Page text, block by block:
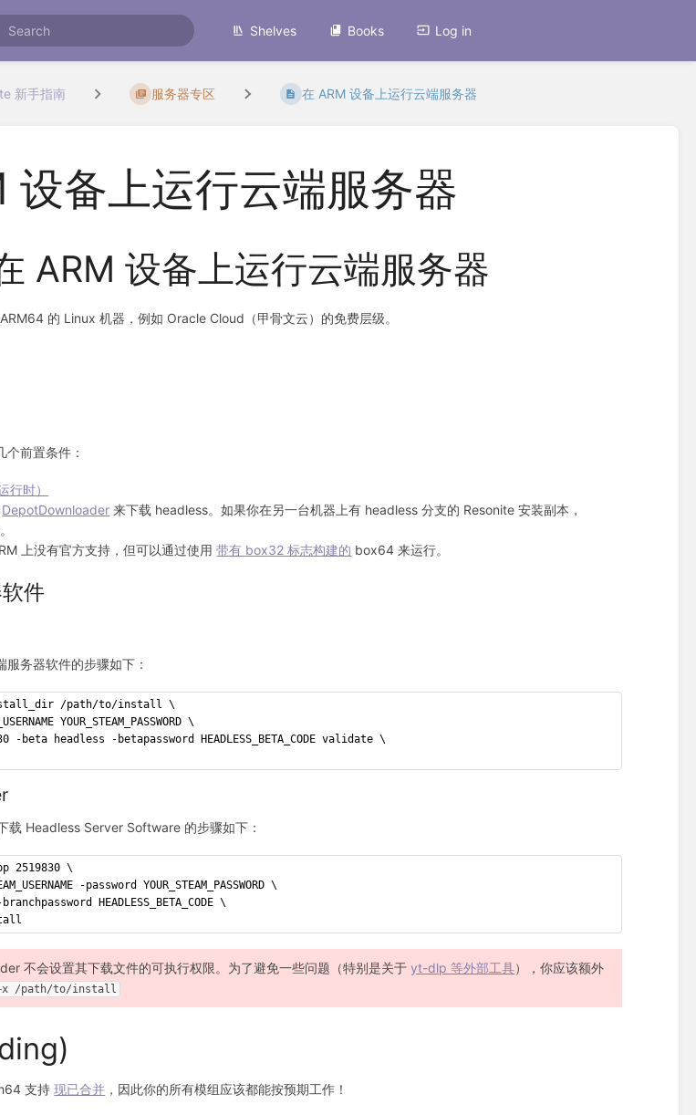
Shelves Books Log in
新手指南 服务器专区 在 ARM 设备上运行云端服务器
设备上运行云端服务器
ARM 设备上运行云端服务器
的 Linux 机器，例如 Oracle Cloud（甲骨文云）的免费层级。
前置条件：
行时）
DepotDownloader 来下载 headless。如果你在另一台机器上有 headless 分支的 Resonite 安装副本，
上没有官方支持，但可以通过使用带有 box32 标志构建的 box64 来运行。
件
务器软件的步骤如下：
/path/to/install \
YOUR_STEAM_PASSWORD \
-beta headless -betapassword HEADLESS_BETA_CODE validate \
载 Headless Server Software 的步骤如下：
2519830 \
-password YOUR_STEAM_PASSWORD \
HEADLESS_BETA_CODE \
不会设置其下载文件的可执行权限。为了避免一些问题（特别是关于yt-dlp 等外部工具），你应该额外
+x /path/to/install
支持现已合并 ，因此你的所有模组应该都能按预期工作！